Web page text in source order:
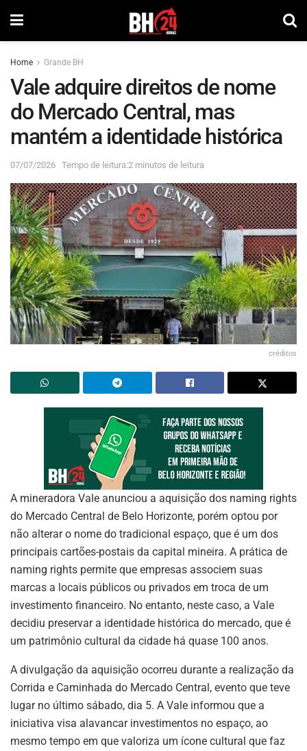
Home Grande BH
Vale adquire direitos de nome
do Mercado Central, mas
mantém a identidade histórica
07/07/2026 Tempo de leitura:2 minutos de leitura
créditos
A mineradora Vale anunciou a aquisição dos naming rights
do Mercado Central de Belo Horizonte, porém optou por
não alterar o nome do tradicional espaço, que é um dos
principais cartões-postais da capital mineira. A prática de
naming rights permite que empresas associem suas
marcas a locais públicos ou privados em troca de um
investimento financeiro. No entanto, neste caso, a Vale
decidiu preservar a identidade histórica do mercado, que é
um patrimônio cultural da cidade há quase 100 anos.
A divulgação da aquisição ocorreu durante a realização da
Corrida e Caminhada do Mercado Central, evento que teve
lugar no último sábado, dia 5. A Vale informou que a
iniciativa visa alavancar investimentos no espaço, ao
mesmo tempo em que valoriza um ícone cultural que faz